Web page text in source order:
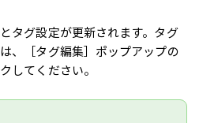
タグ設定が更新されます。タグ
、［タグ編集］ポップアップの
してください。